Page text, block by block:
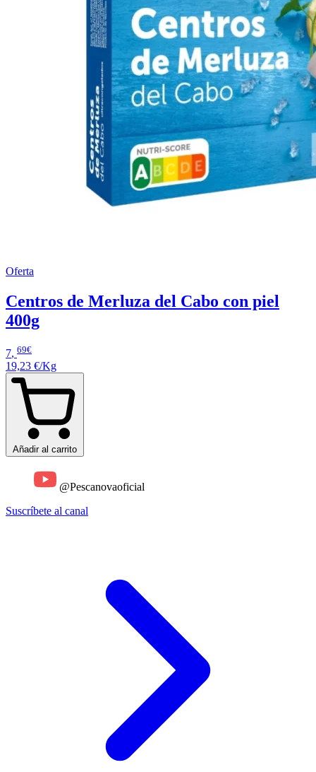
Oferta
Centros de Merluza del Cabo con piel
400g
7, 69€
19,23 €/Kg
Añadir al carrito
@Pescanovaoficial
Suscríbete al canal